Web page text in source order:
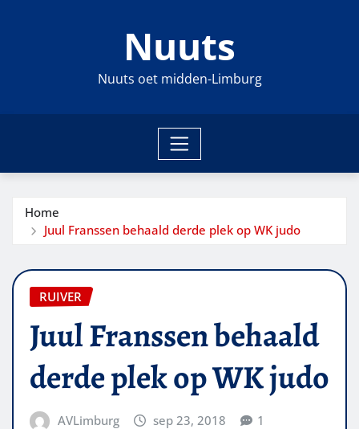
Nuuts
Nuuts oet midden-Limburg
Home
Juul Franssen behaald derde plek op WK judo
RUIVER
Juul Franssen behaald
derde plek op WK judo
AVLimburg sep 23, 2018 1